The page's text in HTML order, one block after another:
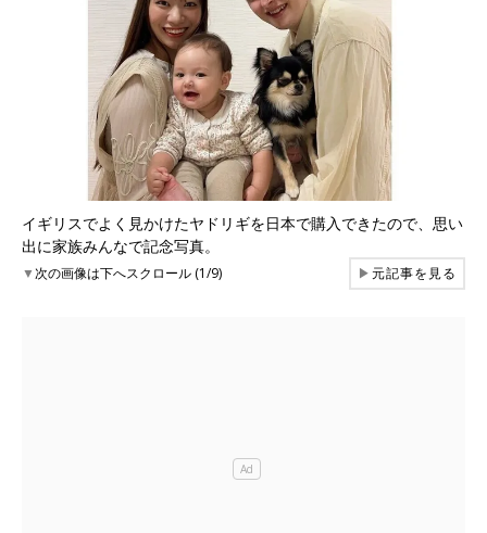
イギリスでよく見かけたヤドリギを日本で購入できたので、思い
出に家族みんなで記念写真。
▼次の画像は下へスクロール (1/9) ▶元記事を見る